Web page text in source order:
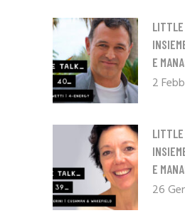
LITTLE
E
2
LITTLE
E
26